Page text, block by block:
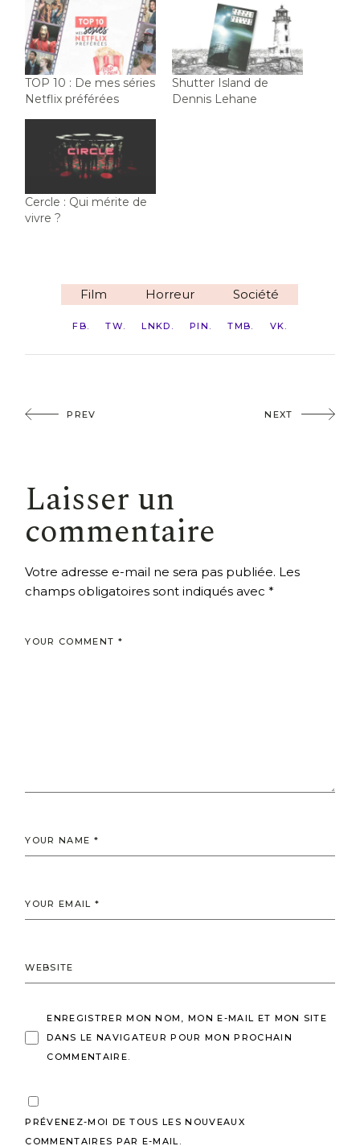
TOP 10 : De mes séries
Netflix préférées
Shutter Island de
Dennis Lehane
Cercle : Qui mérite de
vivre ?
Film Horreur Société
FB TW LNKD PIN TMB VK
PREV NEXT
Laisser un
commentaire
Votre adresse e-mail ne sera pas publiée. Les
champs obligatoires sont indiqués avec*
ENREGISTRER MON NOM, MON E-MAIL ET MON SITE
DANS LE NAVIGATEUR POUR MON PROCHAIN
COMMENTAIRE.
PRÉVENEZ-MOI DE TOUS LES NOUVEAUX
COMMENTAIRES PAR E-MAIL.